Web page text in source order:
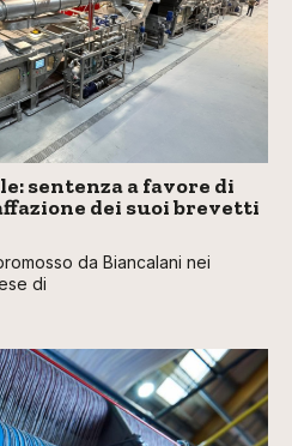
sentenza a favore di
dei suoi brevetti
da Biancalani nei
di